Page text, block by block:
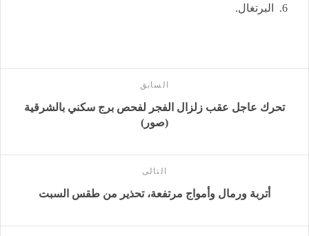
6. البرتغال.
السابق
تحرك عاجل عقب زلزال الفجر لفحص برج سكني بالشرقية
(صور)
التالى
أتربة ورمال وأمواج مرتفعة، تحذير من طقس السبت